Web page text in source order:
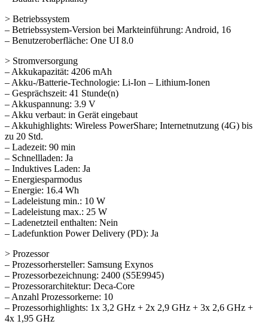
> Betriebssystem
– Betriebssystem-Version bei Markteinführung: Android, 16
– Benutzeroberfläche: One UI 8.0
> Stromversorgung
– Akkukapazität: 4206 mAh
– Akku-/Batterie-Technologie: Li-Ion – Lithium-Ionen
– Gesprächszeit: 41 Stunde(n)
– Akkuspannung: 3.9 V
– Akku verbaut: in Gerät eingebaut
– Akkuhighlights: Wireless PowerShare; Internetnutzung (4G) bis
zu 20 Std.
– Ladezeit: 90 min
– Schnellladen: Ja
– Induktives Laden: Ja
– Energiesparmodus
– Energie: 16.4 Wh
– Ladeleistung min.: 10 W
– Ladeleistung max.: 25 W
– Ladenetzteil enthalten: Nein
– Ladefunktion Power Delivery (PD): Ja
> Prozessor
– Prozessorhersteller: Samsung Exynos
– Prozessorbezeichnung: 2400 (S5E9945)
– Prozessorarchitektur: Deca-Core
– Anzahl Prozessorkerne: 10
– Prozessorhighlights: 1x 3,2 GHz + 2x 2,9 GHz + 3x 2,6 GHz +
4x 1,95 GHz